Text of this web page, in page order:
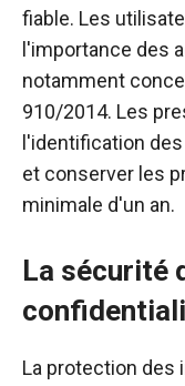
fiable. Les
l'importance des
notamment
910/2014. Les
l'identification
et conserver les
minimale d'un an.
La sécurité
La protection